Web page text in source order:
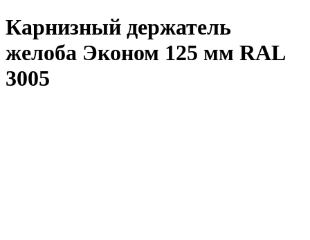
Карнизный держатель
желоба Эконом 125 мм RAL
3005